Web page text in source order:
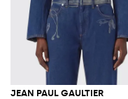
JEAN PAUL GAULTIER